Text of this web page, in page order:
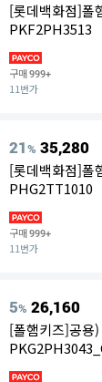
[롯데백화점]폴
PKF2PH3513
구매999+
11번가
21% 35,280
[롯데백화점]폴
PHG2TT1010
구매999+
11번가
5% 26,160
[폴햄키즈]공용